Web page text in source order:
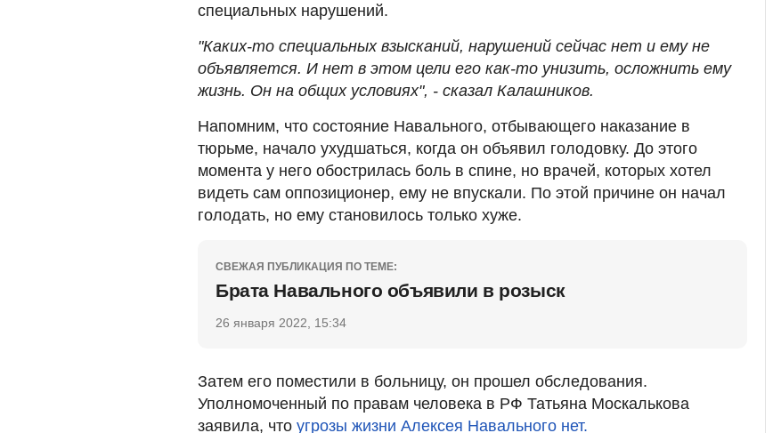
специальных нарушений.
"Каких-то специальных взысканий, нарушений сейчас нет и ему не
объявляется. И нет в этом цели его как-то унизить, осложнить ему
жизнь. Он на общих условиях", - сказал Калашников.
Напомним, что состояние Навального, отбывающего наказание в
тюрьме, начало ухудшаться, когда он объявил голодовку. До этого
момента у него обострилась боль в спине, но врачей, которых хотел
видеть сам оппозиционер, ему не впускали. По этой причине он начал
голодать, но ему становилось только хуже.
СВЕЖАЯ ПУБЛИКАЦИЯ ПО ТЕМЕ:
Брата Навального объявили в розыск
26 января 2022, 15:34
Затем его поместили в больницу, он прошел обследования.
Уполномоченный по правам человека в РФ Татьяна Москалькова
заявила, что угрозы жизни Алексея Навального нет.